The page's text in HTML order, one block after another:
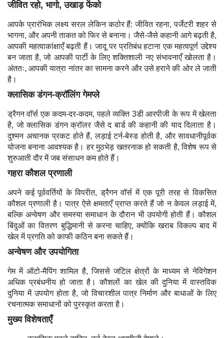
जीवित रहो, भागो, उखाड़ फेंको
आपके प्रारंभिक लक्ष्य सरल लेकिन कठोर हैं: जीवित रहना, पर्जेटरी शहर से
भागना, और अपनी ताकत को फिर से बनाना। जैसे-जैसे कहानी आगे बढ़ती है,
आपकी महत्वाकांक्षाएँ बढ़ती हैं। जादू पर प्रतिबंध हटाना एक महत्वपूर्ण उद्देश्य
बन जाता है, जो आपकी पार्टी के लिए शक्तिशाली नए संभावनाएँ खोलता है।
अंततः, आपकी यात्रा नांतर का सामना करने और उसे हराने की ओर ले जाती
है।
क्लासिक डंगन-क्रॉलिंग गेमप्ले
ड्रैगन वॉर्स एक कदम-दर-कदम, पहले व्यक्ति 3डी आरपीजी के रूप में खेलता
है, जो क्लासिक डंगन क्रॉलर जैसे द बार्ड की कहानी की याद दिलाता है।
दुश्मन अचानक प्रकट होते हैं, लड़ाई टर्न-बेस्ड होती है, और सावधानीपूर्वक
योजना बनाना आवश्यक है। हर मुठभेड़ खतरनाक हो सकती है, विशेष रूप से
शुरुआती दौर में जब संसाधन कम होते हैं।
गहरा कौशल प्रणाली
अपने कई पूर्ववर्तियों के विपरीत, ड्रैगन वॉर्स में एक पूरी तरह से विकसित
कौशल प्रणाली है। पात्र ऐसे क्षमताएँ प्राप्त करते हैं जो न केवल लड़ाई में,
बल्कि अन्वेषण और समस्या समाधान के दौरान भी उपयोगी होती हैं। कौशल
बिंदुओं का वितरण बुद्धिमानी से करना चाहिए, क्योंकि खराब विकल्प बाद में
खेल में प्रगति को काफी कठिन बना सकते हैं।
अन्वेषण और उपयोगिता
गेम में ऑटो-मैपिंग शामिल है, जिससे जटिल क्षेत्रों के माध्यम से नेविगेशन
अधिक प्रबंधनीय हो जाता है। कौशलों का खेल की दुनिया में वास्तविक
दुनिया में उपयोग होता है, जो विचारशील पात्र निर्माण और बाधाओं के लिए
रचनात्मक समाधानों को पुरस्कृत करता है।
मुख्य विशेषताएँ